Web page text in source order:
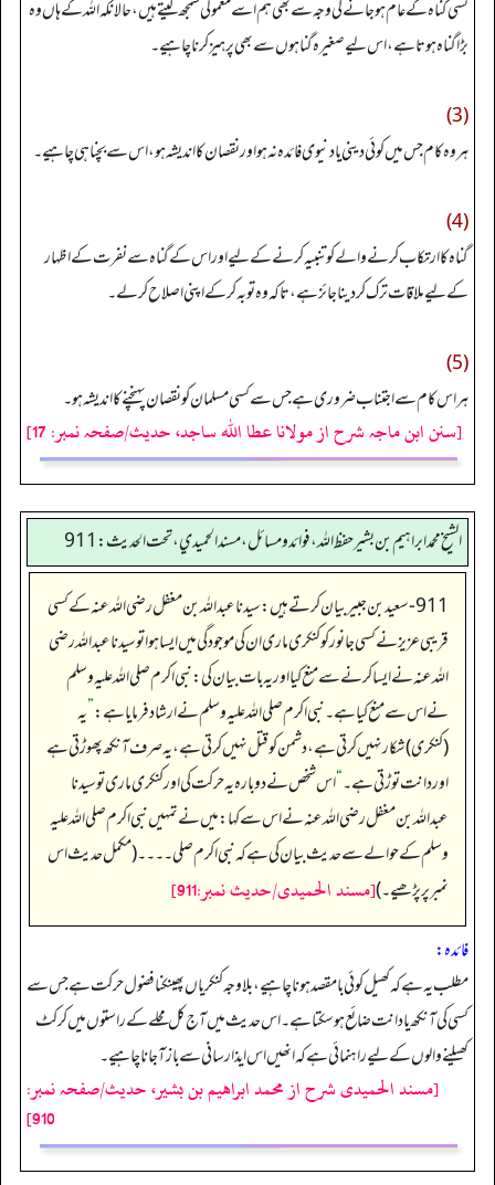
کسی گناہ کے عام ہو جانے کی وجہ سے بھی ہم اسے معمولی سمجھ لیتے ہیں، حالانکہ اللہ کے ہاں وہ
بڑا گناہ ہوتا ہے، اس لیے صغیرہ گناہوں سے بھی پرہیز کرنا چاہیے۔
(3)
ہر وہ کام جس میں کوئی دینی یا دنیوی فائدہ نہ ہو اور نقصان کا اندیشہ ہو، اس سے بچنا ہی چاہیے۔
(4)
گناہ کا ارتکاب کرنے والے کو تنبیہ کرنے کے لیے اور اس کے گناہ سے نفرت کے اظہار
کے لیے ملاقات ترک کر دینا جائز ہے، تاکہ وہ توبہ کر کے اپنی اصلاح کر لے۔
(5)
ہر اس کام سے اجتناب ضروری ہے جس سے کسی مسلمان کو نقصان پہنچنے کا اندیشہ ہو۔
[سنن ابن ماجہ شرح از مولانا عطا الله ساجد، حدیث/صفحہ نمبر: 17]
الشيخ محمد ابراهيم بن بشير حفظ الله، فوائد و مسائل، مسند الحميدي، تحت الحديث:911
911-سعید بن جبیر بیان کرتے ہیں: سیدنا عبداللہ بن مغفل رضی اللہ عنہ کے کسی
قریبی عزیز نے کسی جانور کو کنکری ماری ان کی موجودگی میں ایسا ہوا تو سیدنا عبداللہ رضی
اللہ عنہ نے ایسا کرنے سے منع کیا اور یہ بات بیان کی: نبی اکرم صلی اللہ علیہ وسلم
نے اس سے منع کیا ہے۔ نبی اکرم صلی اللہ علیہ وسلم نے ارشاد فرمایا ہے:”یہ
(کنکری) شکار نہیں کرتی ہے، دشمن کو قتل نہیں کرتی ہے، یہ صرف آنکھ پھوڑتی ہے
اور دانت توڑتی ہے۔‏‏‏‏“اس شخص نے دوبارہ یہ حرکت کی اور کنکری ماری تو سیدنا
عبداللہ بن مغفل رضی اللہ عنہ نے اس سے کہا: میں نے تمہیں نبی اکرم صلی اللہ علیہ
وسلم کے حوالے سے حدیث بیان کی ہے کہ نبی اکرم صلی۔۔۔۔ (مکمل حدیث اس
نمبر پر پڑھیے۔)[مسند الحمیدی/حدیث نمبر:911]
فائدہ:
مطلب یہ ہے کہ کھیل کوئی با مقصد ہونا چاہیے، بلا وجہ کنکریاں پھینکنا فضول حرکت ہے جس سے
کسی کی آنکھ یا دانت ضائع ہو سکتا ہے۔ اس حدیث میں آج کل محلے کے راستوں میں کرکٹ
کھیلنے والوں کے لیے راہنمائی ہے کہ انھیں اس ایذا رسانی سے باز آجانا چاہیے۔
[مسند الحمیدی شرح از محمد ابراهيم بن بشير، حدیث/صفحہ نمبر:
910]